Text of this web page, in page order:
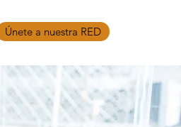
Únete a nuestra RED